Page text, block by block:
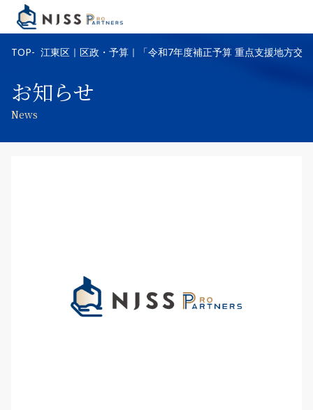
TOP 江東区｜区政・予算｜「令和7年度補正予算 重点支援地方交
お知らせ
News